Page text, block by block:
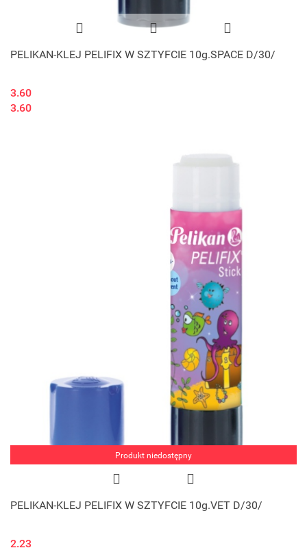
PELIKAN-KLEJ PELIFIX W SZTYFCIE 10g.SPACE D/30/
3.60
3.60
Produkt niedostępny
PELIKAN-KLEJ PELIFIX W SZTYFCIE 10g.VET D/30/
2.23